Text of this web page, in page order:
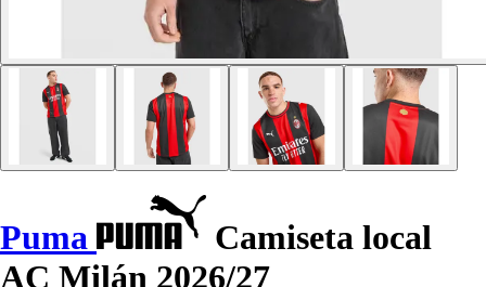
Puma
Camiseta local
AC Milán 2026/27